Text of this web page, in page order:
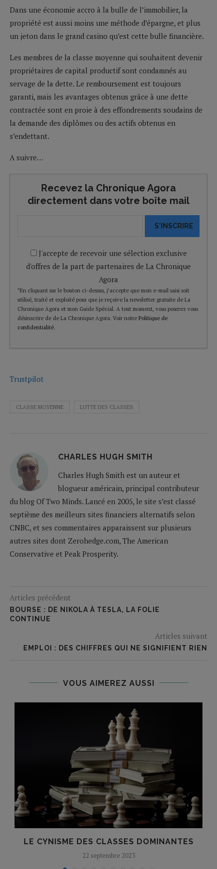
Dans une économie accro à la bulle de l’immobilier, la
propriété est aussi moins une méthode d’épargne, et plus
un jeton dans le grand casino qu’est cette bulle financière.
Les membres de la classe moyenne qui souhaitent devenir
propriétaires de capital productif sont condamnés au
servage de la dette. Le remboursement est toujours
garanti, mais les avantages obtenus grâce à une dette
contractée sont en proie à des effondrements soudains de
la demande des diplômes ou des actifs obtenus en
s’endettant.
A suivre…
Recevez la Chronique Agora
directement dans votre boîte mail
S'INSCRIRE
J'accepte de recevoir une sélection exclusive
d'offres de la part de partenaires de La Chronique
Agora
*En cliquant sur le bouton ci-dessus, j’accepte que mon e-mail saisi soit
utilisé, traité et exploité pour que je reçoive la newsletter gratuite de La
Chronique Agora et mon Guide Spécial. A tout moment, vous pourrez vous
désinscrire de de La Chronique Agora. Voir notre Politique de
confidentialité.
Trustpilot
CLASSE MOYENNE LUTTE DES CLASSES
CHARLES HUGH SMITH
Charles Hugh Smith est un auteur et
blogueur américain, principal contributeur
du blog Of Two Minds. Lancé en 2005, le site s’est classé
septième des meilleurs sites financiers alternatifs selon
CNBC, et ses commentaires apparaissent sur plusieurs
autres sites dont Zerohedge.com, The American
Conservative et Peak Prosperity.
Articles précédent
BOURSE : DE NIKOLA À TESLA, LA FOLIE
CONTINUE
Articles suivant
EMPLOI : DES CHIFFRES QUI NE SIGNIFIENT RIEN
VOUS AIMEREZ AUSSI
LE CYNISME DES CLASSES DOMINANTES
22 septembre 2023